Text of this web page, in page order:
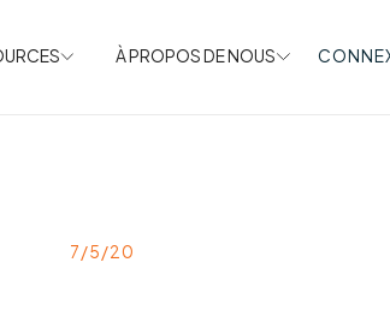
À PROPOS DE NOUS
7/5/20